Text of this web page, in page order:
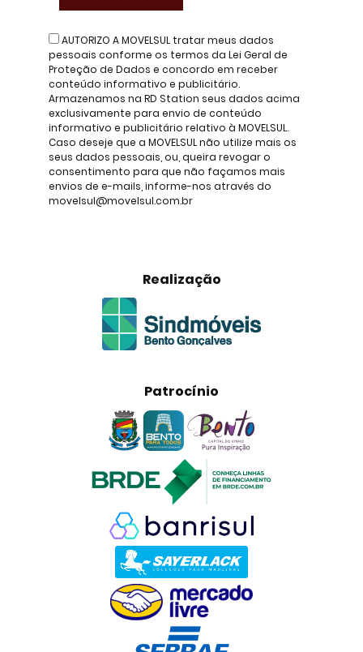
AUTORIZO A MOVELSUL tratar meus dados
pessoais conforme os termos da Lei Geral de
Proteção de Dados e concordo em receber
conteúdo informativo e publicitário.
Armazenamos na RD Station seus dados acima
exclusivamente para envio de conteúdo
informativo e publicitário relativo à MOVELSUL.
Caso deseje que a MOVELSUL não utilize mais os
seus dados pessoais, ou, queira revogar o
consentimento para que não façamos mais
envios de e-mails, informe-nos através do
movelsul@movelsul.com.br
Realização
Patrocínio